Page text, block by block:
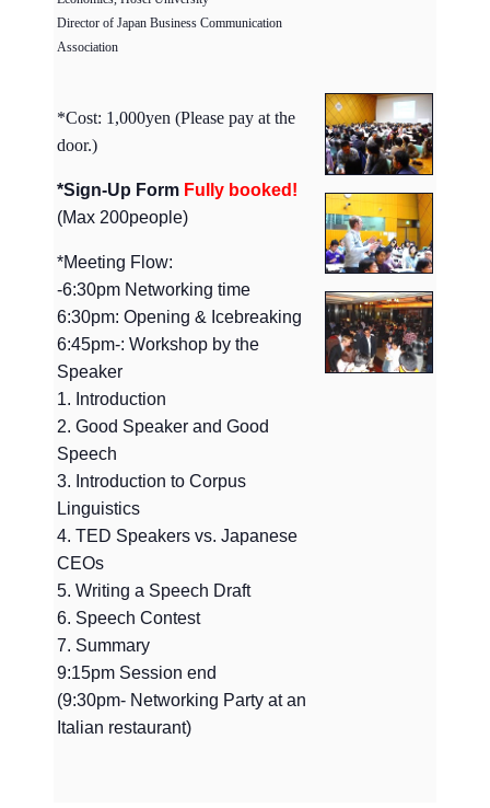
Director of Japan Business Communication
Association
*Cost: 1,000yen (Please pay at the
door.)
*Sign-Up Form Fully booked!
(Max 200people)
*Meeting Flow:
-6:30pm Networking time
6:30pm: Opening & Icebreaking
6:45pm-: Workshop by the
Speaker
1. Introduction
2. Good Speaker and Good
Speech
3. Introduction to Corpus
Linguistics
4. TED Speakers vs. Japanese
CEOs
5. Writing a Speech Draft
6. Speech Contest
7. Summary
9:15pm Session end
(9:30pm- Networking Party at an
Italian restaurant)